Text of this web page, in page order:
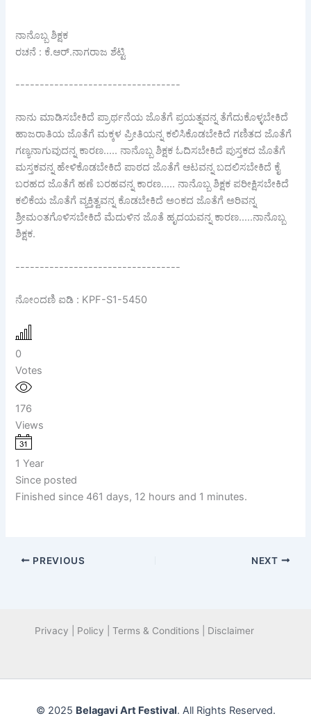
ನಾನೊಬ್ಬ ಶಿಕ್ಷಕ
ರಚನೆ : ಕೆ.ಆರ್.ನಾಗರಾಜ ಶೆಟ್ಟಿ
----------------------------------
ನಾನು ಮಾಡಿಸಬೇಕಿದೆ ಪ್ರಾರ್ಥನೆಯ ಜೊತೆಗೆ ಪ್ರಯತ್ನವನ್ನ ತೆಗೆದುಕೊಳ್ಳಬೇಕಿದೆ
ಹಾಜರಾತಿಯ ಜೊತೆಗೆ ಮಕ್ಕಳ ಪ್ರೀತಿಯನ್ನ ಕಲಿಸಿಕೊಡಬೇಕಿದೆ ಗಣಿತದ ಜೊತೆಗೆ
ಗಣ್ಯನಾಗುವುದನ್ನ ಕಾರಣ..... ನಾನೊಬ್ಬ ಶಿಕ್ಷಕ ಓದಿಸಬೇಕಿದೆ ಪುಸ್ತಕದ ಜೊತೆಗೆ
ಮಸ್ತಕವನ್ನ ಹೇಳಿಕೊಡಬೇಕಿದೆ ಪಾಠದ ಜೊತೆಗೆ ಆಟವನ್ನ ಬದಲಿಸಬೇಕಿದೆ ಕೈ
ಬರಹದ ಜೊತೆಗೆ ಹಣೆ ಬರಹವನ್ನ ಕಾರಣ..... ನಾನೊಬ್ಬ ಶಿಕ್ಷಕ ಪರೀಕ್ಷಿಸಬೇಕಿದೆ
ಕಲಿಕೆಯ ಜೊತೆಗೆ ವ್ಯಕ್ತಿತ್ವವನ್ನ ಕೊಡಬೇಕಿದೆ ಅಂಕದ ಜೊತೆಗೆ ಅರಿವನ್ನ
ಶ್ರೀಮಂತಗೊಳಿಸಬೇಕಿದೆ ಮೆದುಳಿನ ಜೊತೆ ಹೃದಯವನ್ನ ಕಾರಣ.....ನಾನೊಬ್ಬ
ಶಿಕ್ಷಕ.
----------------------------------
ನೋಂದಣಿ ಐಡಿ : KPF-S1-5450
0
Votes
176
Views
1 Year
Since posted
Finished since 461 days, 12 hours and 1 minutes.
PREVIOUS NEXT
Privacy | Policy | Terms & Conditions | Disclaimer
© 2025 Belagavi Art Festival. All Rights Reserved.